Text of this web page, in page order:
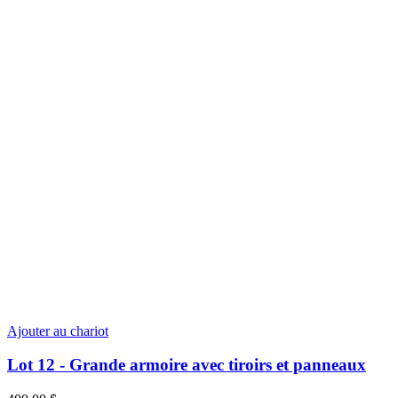
Ajouter au chariot
Lot 12 - Grande armoire avec tiroirs et panneaux